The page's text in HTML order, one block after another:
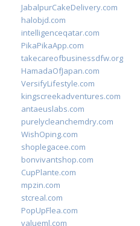
JabalpurCakeDelivery.com
halobjd.com
intelligenceqatar.com
PikaPikaApp.com
takecareofbusinessdfw.org
HamadaOfJapan.com
VersifyLifestyle.com
kingscreekadventures.com
antaeuslabs.com
purelycleanchemdry.com
WishOping.com
shoplegacee.com
bonvivantshop.com
CupPlante.com
mpzin.com
stcreal.com
PopUpFlea.com
valueml.com